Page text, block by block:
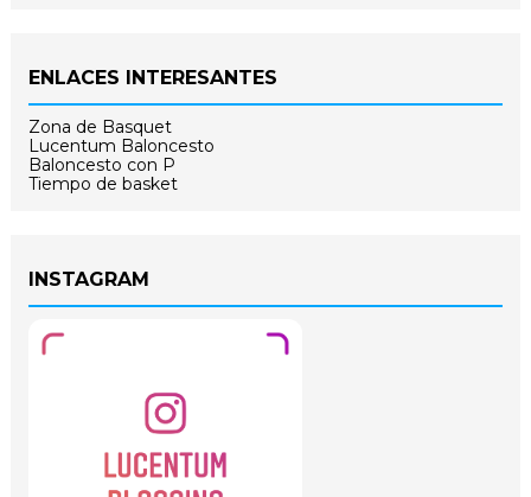
ENLACES INTERESANTES
Zona de Basquet
Lucentum Baloncesto
Baloncesto con P
Tiempo de basket
INSTAGRAM